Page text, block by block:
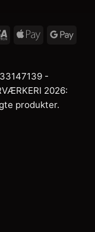
Visa
Apple
-
2026:
produkter.